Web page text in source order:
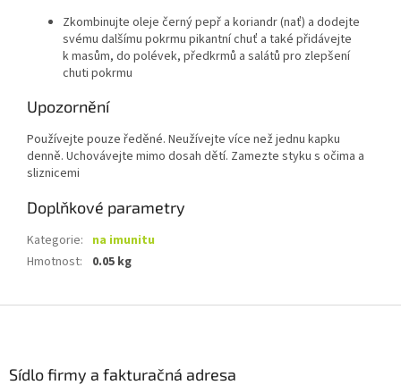
Zkombinujte oleje černý pepř a koriandr (nať) a dodejte
svému dalšímu pokrmu pikantní chuť a také přidávejte
k masům, do polévek, předkrmů a salátů pro zlepšení
chuti pokrmu
Upozornění
Používejte pouze ředěné. Neužívejte více než jednu kapku
denně. Uchovávejte mimo dosah dětí. Zamezte styku s očima a
sliznicemi
Doplňkové parametry
Kategorie: na imunitu
Hmotnost: 0.05 kg
Sídlo firmy a fakturačná adresa